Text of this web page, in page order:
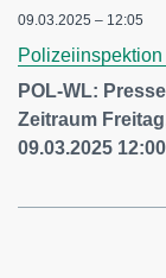
09.03.2025 – 12:05
Polizeiinspektion
POL-WL:
Zeitraum
09.03.2025